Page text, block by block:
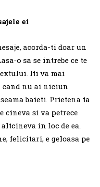
ei
acorda-ti doar un
o sa se intrebe ce te
Iti va mai
cand nu ai niciun
baieti. Prietena ta
cineva si va petrece
in loc de ea.
felicitari, e geloasa pe